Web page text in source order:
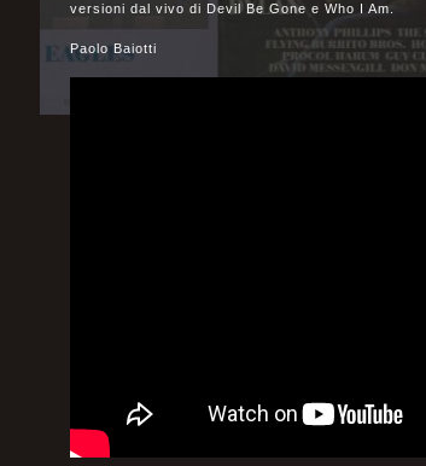
versioni dal vivo di Devil Be Gone e Who I Am.
Paolo Baiotti